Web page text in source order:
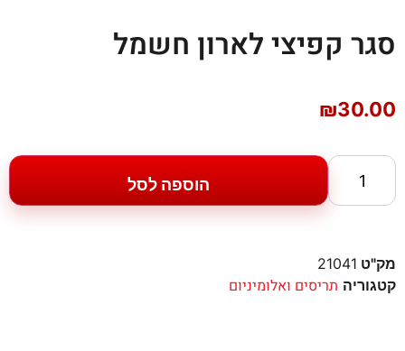
סגר קפיצי לארון חשמל
₪30.00
הוספה לסל
מק"ט 21041
קטגוריה תריסים ואלומיניום